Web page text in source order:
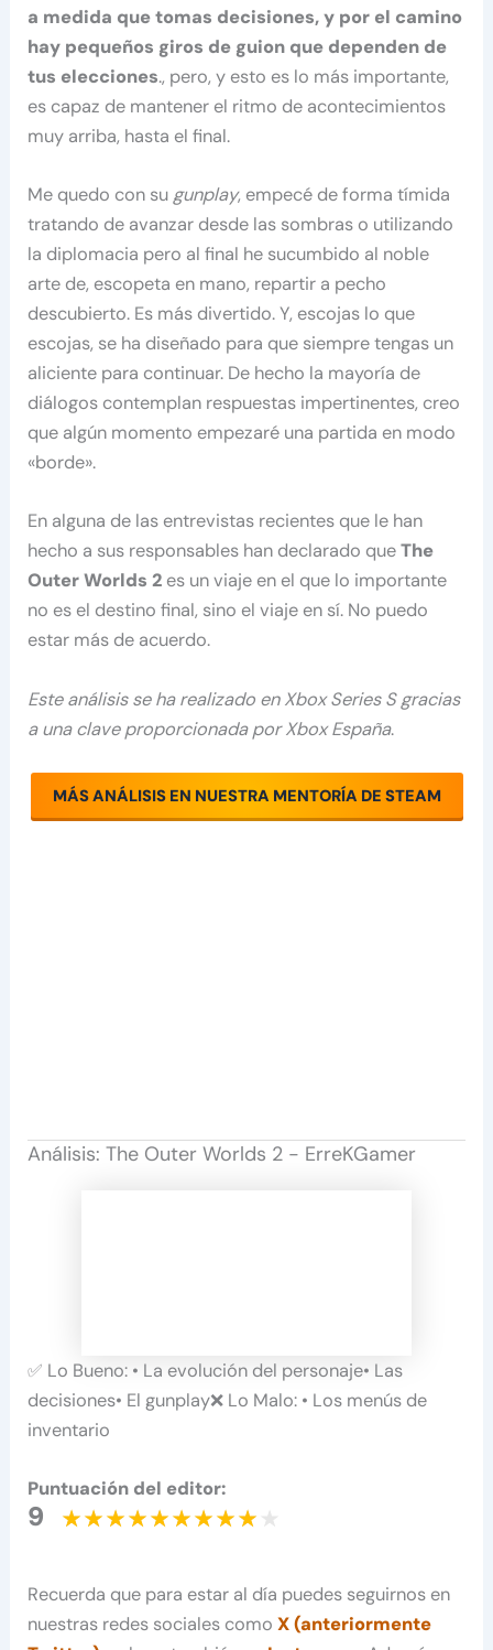
a medida que tomas decisiones, y por el camino
hay pequeños giros de guion que dependen de
tus elecciones., pero, y esto es lo más importante,
es capaz de mantener el ritmo de acontecimientos
muy arriba, hasta el final.
Me quedo con sugunplay, empecé de forma tímida
tratando de avanzar desde las sombras o utilizando
la diplomacia pero al final he sucumbido al noble
arte de, escopeta en mano, repartir a pecho
descubierto. Es más divertido. Y, escojas lo que
escojas, se ha diseñado para que siempre tengas un
aliciente para continuar. De hecho la mayoría de
diálogos contemplan respuestas impertinentes, creo
que algún momento empezaré una partida en modo
«borde».
En alguna de las entrevistas recientes que le han
hecho a sus responsables han declarado queThe
Outer Worlds 2 es un viaje en el que lo importante
no es el destino final, sino el viaje en sí. No puedo
estar más de acuerdo.
Este análisis se ha realizado en Xbox Series S gracias
a una clave proporcionada por Xbox España.
MÁS ANÁLISIS EN NUESTRA MENTORÍA DE STEAM
Análisis: The Outer Worlds 2 - ErreKGamer
✅ Lo Bueno: • La evolución del personaje• Las
decisiones• El gunplay❌ Lo Malo: • Los menús de
inventario
Puntuación del editor:
9
Recuerda que para estar al día puedes seguirnos en
nuestras redes sociales comoX (anteriormente